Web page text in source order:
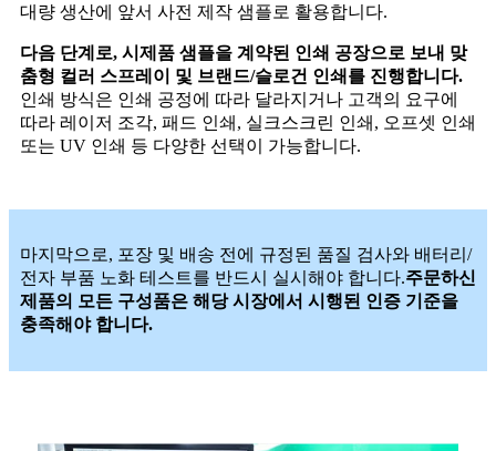
대량 생산에 앞서 사전 제작 샘플로 활용합니다.
다음 단계로, 시제품 샘플을 계약된 인쇄 공장으로 보내 맞
춤형 컬러 스프레이 및 브랜드/슬로건 인쇄를 진행합니다.
인쇄 방식은 인쇄 공정에 따라 달라지거나 고객의 요구에
따라 레이저 조각, 패드 인쇄, 실크스크린 인쇄, 오프셋 인쇄
또는 UV 인쇄 등 다양한 선택이 가능합니다.
마지막으로, 포장 및 배송 전에 규정된 품질 검사와 배터리/
전자 부품 노화 테스트를 반드시 실시해야 합니다.주문하신
제품의 모든 구성품은 해당 시장에서 시행된 인증 기준을
충족해야 합니다.